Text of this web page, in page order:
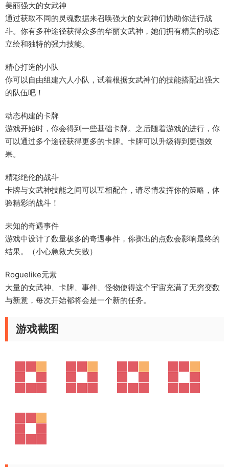
美丽强大的女武神
通过获取不同的灵魂数据来召唤强大的女武神们协助你进行战
斗。你有多种途径获得众多的华丽女武神，她们拥有精美的动态
立绘和独特的强力技能。
精心打造的小队
你可以自由组建六人小队，试着根据女武神们的技能搭配出强大
的队伍吧！
动态构建的卡牌
游戏开始时，你会得到一些基础卡牌。之后随着游戏的进行，你
可以通过多个途径获得更多的卡牌。卡牌可以升级得到更强效
果。
精彩绝伦的战斗
卡牌与女武神技能之间可以互相配合，请尽情发挥你的策略，体
验精彩的战斗！
未知的奇遇事件
游戏中设计了数量极多的奇遇事件，你掷出的点数会影响最终的
结果。（小心急救大失败）
Roguelike元素
大量的女武神、卡牌、事件、怪物使得这个宇宙充满了无穷变数
与新意，每次开始都将会是一个新的任务。
游戏截图